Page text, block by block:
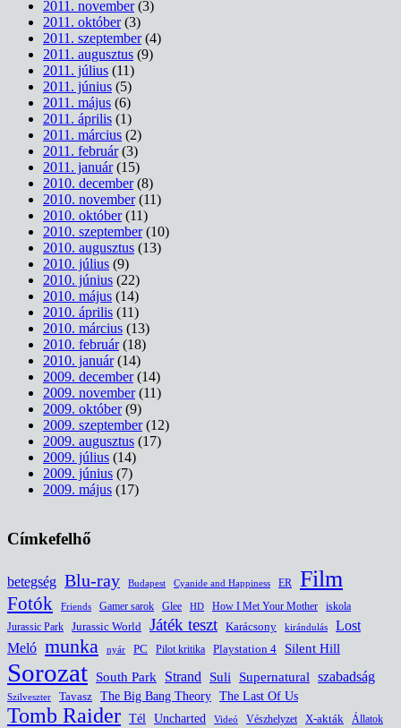
2011. november(3)
2011. október(3)
2011. szeptember(4)
2011. augusztus (9)
2011. július (11)
2011. június (5)
2011. május (6)
2011. április (1)
2011. március (2)
2011. február(3)
2011. január(15)
2010. december(8)
2010. november(11)
2010. október(11)
2010. szeptember(10)
2010. augusztus (13)
2010. július (9)
2010. június (22)
2010. május (14)
2010. április (11)
2010. március (13)
2010. február(18)
2010. január(14)
2009. december(14)
2009. november(11)
2009. október(9)
2009. szeptember(12)
2009. augusztus (17)
2009. július (14)
2009. június (7)
2009. május (17)
Címkefelhő
betegség Blu-ray Budapest Cyanide and Happiness ER Film
Fotók Friends Gamer sarok Glee HD How I Met Your Mother
iskola
Jurassic Park
Jurassic World Játék teszt Karácsony kirándulás Lost
Meló munka nyár PC Pilot kritika Playstation 4 Silent Hill
Sorozat South Park Strand Suli Supernatural szabadság
Szilveszter Tavasz The Big Bang Theory The Last Of Us
Tomb Raider Tél Uncharted Videó Vészhelyzet X-akták Állatok